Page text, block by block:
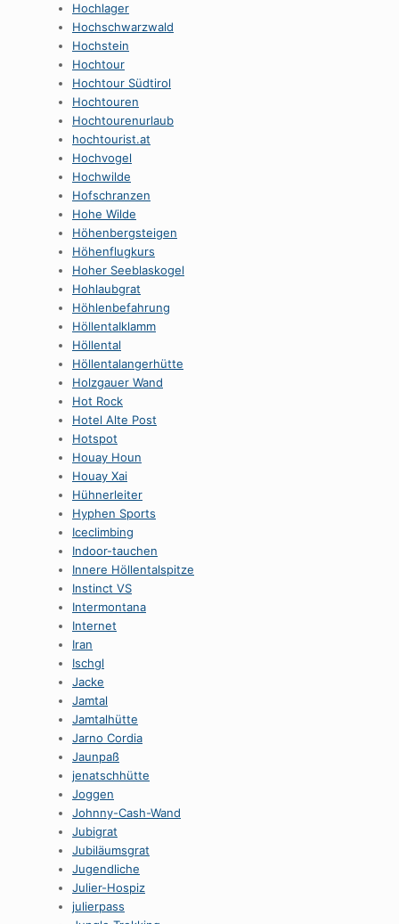
Hochlager
Hochschwarzwald
Hochstein
Hochtour
Hochtour Südtirol
Hochtouren
Hochtourenurlaub
hochtourist.at
Hochvogel
Hochwilde
Hofschranzen
Hohe Wilde
Höhenbergsteigen
Höhenflugkurs
Hoher Seeblaskogel
Hohlaubgrat
Höhlenbefahrung
HöllentaIklamm
Höllental
Höllentalangerhütte
Holzgauer Wand
Hot Rock
Hotel Alte Post
Hotspot
Houay Houn
Houay Xai
Hühnerleiter
Hyphen Sports
Iceclimbing
Indoor-tauchen
Innere Höllentalspitze
Instinct VS
Intermontana
Internet
Iran
Ischgl
Jacke
Jamtal
Jamtalhütte
Jarno Cordia
Jaunpaß
jenatschhütte
Joggen
Johnny-Cash-Wand
Jubigrat
Jubiläumsgrat
Jugendliche
Julier-Hospiz
julierpass